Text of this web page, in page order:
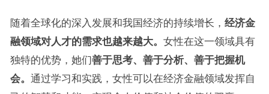
随着全球化的深入发展和我国经济的持续增长， 经济金
融领域对人才的需求也越来越大。 女性在这一领域具有
独特的优势，她们善于思考、善于分析、善于把握机
会。 通过学习和实践，女性可以在经济金融领域发挥自